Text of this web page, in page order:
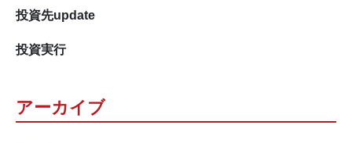
投資先update
投資実行
アーカイブ